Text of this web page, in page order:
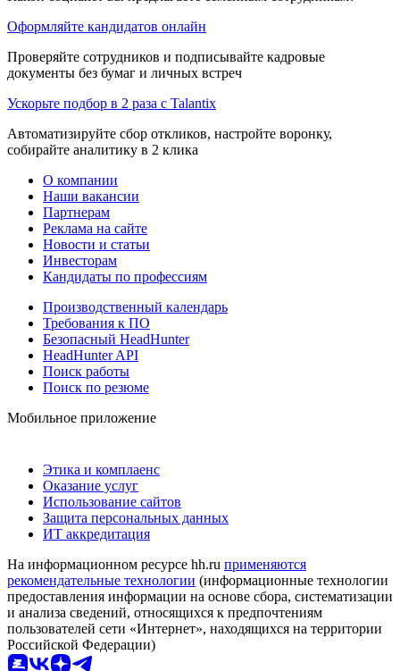
Оформляйте кандидатов онлайн
Проверяйте сотрудников и подписывайте кадровые
документы без бумаг и личных встреч
Ускорьте подбор в 2 раза с Talantix
Автоматизируйте сбор откликов, настройте воронку,
собирайте аналитику в 2 клика
О компании
Наши вакансии
Партнерам
Реклама на сайте
Новости и статьи
Инвесторам
Кандидаты по профессиям
Производственный календарь
Требования к ПО
Безопасный HeadHunter
HeadHunter API
Поиск работы
Поиск по резюме
Мобильное приложение
Этика и комплаенс
Оказание услуг
Использование сайтов
Защита персональных данных
ИТ аккредитация
На информационном ресурсе hh.ru применяются
рекомендательные технологии (информационные технологии
предоставления информации на основе сбора, систематизации
и анализа сведений, относящихся к предпочтениям
пользователей сети «Интернет», находящихся на территории
Российской Федерации)